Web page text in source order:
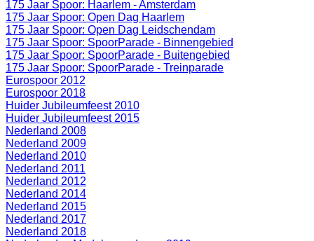
175 Jaar Spoor: Haarlem - Amsterdam
175 Jaar Spoor: Open Dag Haarlem
175 Jaar Spoor: Open Dag Leidschendam
175 Jaar Spoor: SpoorParade - Binnengebied
175 Jaar Spoor: SpoorParade - Buitengebied
175 Jaar Spoor: SpoorParade - Treinparade
Eurospoor 2012
Eurospoor 2018
Huider Jubileumfeest 2010
Huider Jubileumfeest 2015
Nederland 2008
Nederland 2009
Nederland 2010
Nederland 2011
Nederland 2012
Nederland 2014
Nederland 2015
Nederland 2017
Nederland 2018